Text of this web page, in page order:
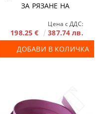
ЗА РЯЗАНЕ НА
Цена с ДДС:
198.25 €
387.74 лв.
ДОБАВИ В КОЛИЧКА